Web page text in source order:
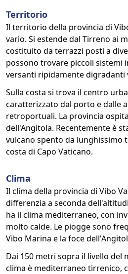
Territorio
Il territorio della provincia di
vario. Si estende dal Tirreno ai
costituito da terrazzi posti a
possono trovare piccoli sistemi
versanti ripidamente digradanti
Sulla costa si trova il centro
caratterizzato dal porto e dalle
retroportuali. La provincia
dell'Angitola. Recentemente è
vulcano spento da lunghissimo
costa di Capo Vaticano.
Clima
Il clima della provincia di Vibo
differenzia a seconda
ha il clima mediterraneo, con
molto calde. Le piogge sono
Vibo Marina e la foce
Dai 150 metri sopra il livello del
clima è mediterraneo tirrenico,